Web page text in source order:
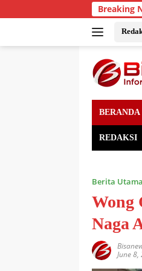
to
Breaking
BERANDA
REDAKSI
Berita Utama
Wong
Naga
June